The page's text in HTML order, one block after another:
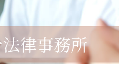
律事務所